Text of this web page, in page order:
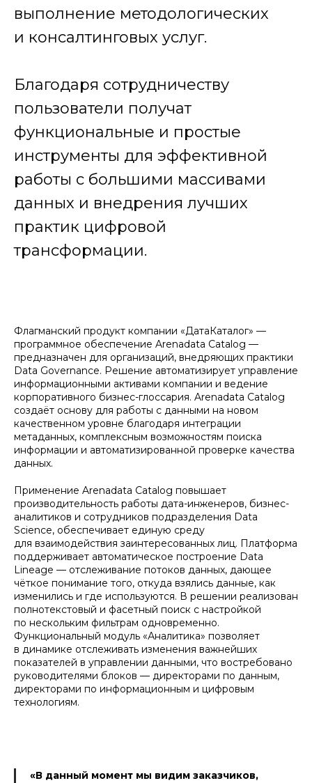
выполнение методологических
и консалтинговых услуг.
Благодаря сотрудничеству
пользователи получат
функциональные и простые
инструменты для эффективной
работы с большими массивами
данных и внедрения лучших
практик цифровой
трансформации.
Флагманский продукт компании «ДатаКаталог» —
программное обеспечение Arenadata Catalog —
предназначен для организаций, внедряющих практики
Data Governance. Решение автоматизирует управление
информационными активами компании и ведение
корпоративного бизнес-глоссария. Arenadata Catalog
создаёт основу для работы с данными на новом
качественном уровне благодаря интеграции
метаданных, комплексным возможностям поиска
информации и автоматизированной проверке качества
данных.
Применение Arenadata Catalog повышает
производительность работы дата-инженеров, бизнес-
аналитиков и сотрудников подразделения Data
Science, обеспечивает единую среду
для взаимодействия заинтересованных лиц. Платформа
поддерживает автоматическое построение Data
Lineage — отслеживание потоков данных, дающее
чёткое понимание того, откуда взялись данные, как
изменились и где используются. В решении реализован
полнотекстовый и фасетный поиск с настройкой
по нескольким фильтрам одновременно.
Функциональный модуль «Аналитика» позволяет
в динамике отслеживать изменения важнейших
показателей в управлении данными, что востребовано
руководителями блоков — директорами по данным,
директорами по информационным и цифровым
технологиям.
«В данный момент мы видим заказчиков,